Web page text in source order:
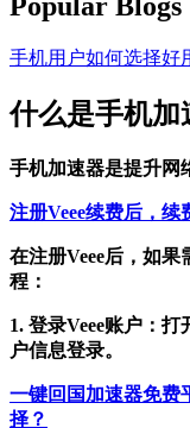
Popular Blogs
手机用户如何选择好
什么是手机加
手机加速器是提升网
注册Veee续费后，续
在注册Veee后，如
程：
1. 登录Veee账户：
户信息登录。
一键回国加速器免费
择？